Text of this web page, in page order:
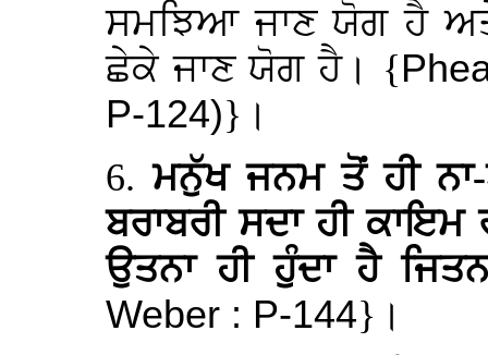
ਸਮਝਿਆ ਜਾਣ ਯੋਗ ਹੈ ਅਤੇ
ਛੇਕੇ ਜਾਣ ਯੋਗ ਹੈ। {
P-124)}।
6.ਮਨੁੱਖ ਜਨਮ ਤੋਂ ਹੀ
ਬਰਾਬਰੀ ਸਦਾ ਹੀ
ਉਤਨਾ ਹੀ ਹੁੰਦਾ ਹੈ
Weber : P-144}।